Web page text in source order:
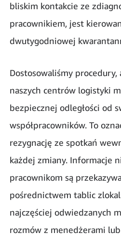
bliskim kontakcie ze
pracownikiem, jest
dwutygodniowej
Dostosowaliśmy procedury,
naszych centrów logistyki
bezpiecznej odległości od
współpracowników. To
rezygnację ze spotkań
każdej zmiany. Informacje
pracownikom są
pośrednictwem tablic
najczęściej odwiedzanych
rozmów z menedżerami